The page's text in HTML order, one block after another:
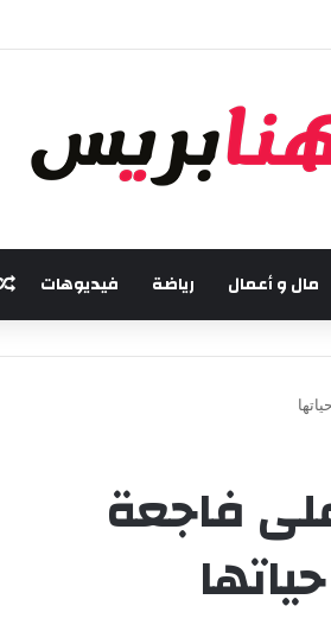
تي” في تامسنا احتفاء بعيد العرش المجيد
مال و أعمال رياضة فيديوهات
فاجعة